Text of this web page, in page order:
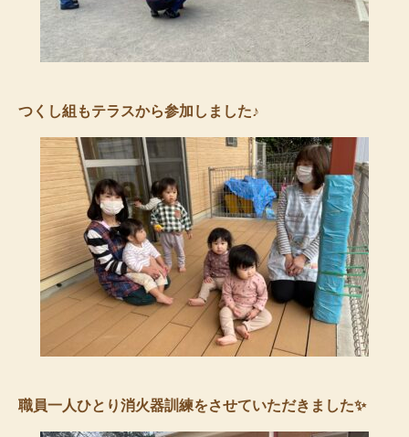
つくし組もテラスから参加しました♪
職員一人ひとり消火器訓練をさせていただきました✨